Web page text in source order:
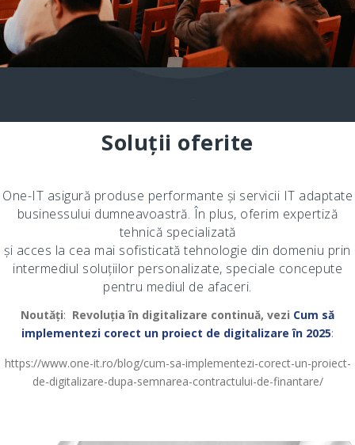
Soluții oferite
One-IT asigură produse performante și servicii IT adaptate
businessului dumneavoastră. În plus, oferim expertiză
tehnică specializată
și acces la cea mai sofisticată tehnologie din domeniu prin
intermediul soluțiilor personalizate, speciale concepute
pentru mediul de afaceri.
Noutăți: Revoluția în digitalizare continuă, vezi Cum să
implementezi corect un proiect de digitalizare în 2025:
https://www.one-it.ro/blog/cum-sa-implementezi-corect-un-proiect-
de-digitalizare-dupa-semnarea-contractului-de-finantare/